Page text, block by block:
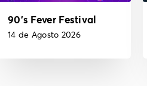
90's Fever Festival
14 de Agosto 2026